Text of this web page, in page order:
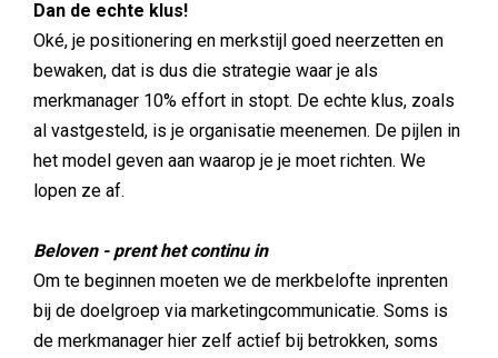
Dan de echte klus!
Oké, je positionering en merkstijl goed neerzetten en
bewaken, dat is dus die strategie waar je als
merkmanager 10% effort in stopt. De echte klus, zoals
al vastgesteld, is je organisatie meenemen. De pijlen in
het model geven aan waarop je je moet richten. We
lopen ze af.
Beloven - prent het continu in
Om te beginnen moeten we de merkbelofte inprenten
bij de doelgroep via marketingcommunicatie. Soms is
de merkmanager hier zelf actief bij betrokken, soms